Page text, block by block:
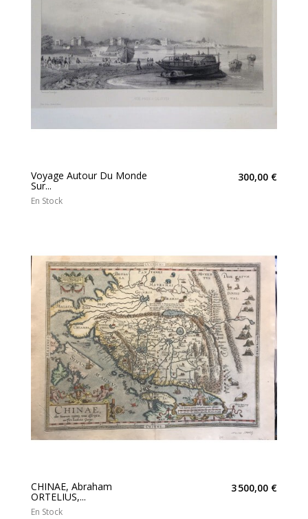
Voyage Autour Du Monde
Sur...
300,00 €
En Stock
CHINAE, Abraham
ORTELIUS,...
3 500,00 €
En Stock